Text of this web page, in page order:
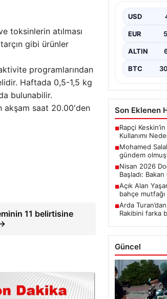
toksinlerin atılması
gibi ürünler
programlarından
Haftada 0,5-1,5 kg
bulunabilir.
akşam saat 20.00'den
11 belirtisine
Gerçek
USD
EUR
ALTIN
BTC
Son Eklenen
■Rapçi
Kullanımı
■Mohamed
gündem
■Nisan 2026
Başladı: Bakan
■Açık Alan
bahçe
■Arda
Rakibini farka
Güncel